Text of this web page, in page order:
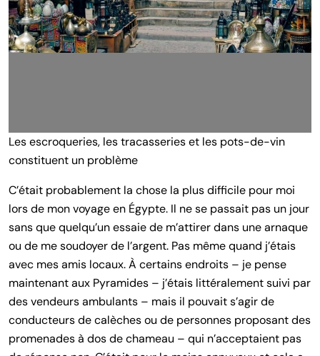
Les escroqueries, les tracasseries et les pots-de-vin
constituent un problème
C’était probablement la chose la plus difficile pour moi
lors de mon voyage en Égypte. Il ne se passait pas un jour
sans que quelqu’un essaie de m’attirer dans une arnaque
ou de me soudoyer de l’argent. Pas même quand j’étais
avec mes amis locaux. À certains endroits – je pense
maintenant aux Pyramides – j’étais littéralement suivi par
des vendeurs ambulants – mais il pouvait s’agir de
conducteurs de calèches ou de personnes proposant des
promenades à dos de chameau – qui n’acceptaient pas